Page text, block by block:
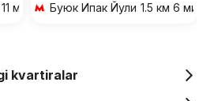
мин piyodaБуюк Ипак Йули 1.5 км 6
kvartiralar